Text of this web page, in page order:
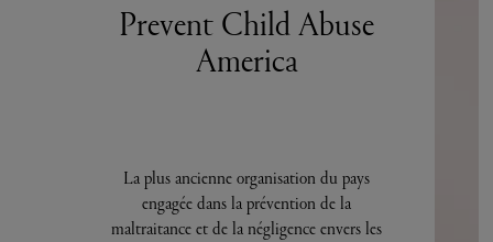
Prevent Child Abuse
America
La plus ancienne organisation du pays
engagée dans la prévention de la
maltraitance et de la négligence envers les